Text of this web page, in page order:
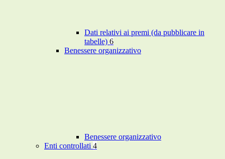
Dati relativi ai premi (da pubblicare in
tabelle) 6
Benessere organizzativo
Benessere organizzativo
Enti controllati 4